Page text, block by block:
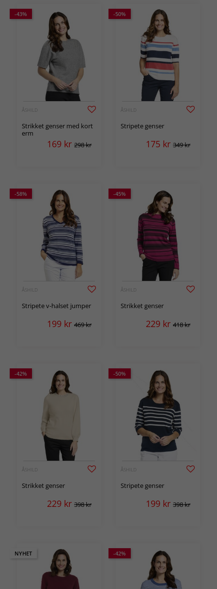
-43%
ÅSHILD
Strikket genser med kort
erm
169 kr 298 kr
-50%
ÅSHILD
Stripete genser
175 kr 349 kr
-58%
ÅSHILD
Stripete v-halset jumper
199 kr 469 kr
-45%
ÅSHILD
Strikket genser
229 kr 418 kr
-42%
ÅSHILD
Strikket genser
229 kr 398 kr
-50%
ÅSHILD
Stripete genser
199 kr 398 kr
NYHET -42%